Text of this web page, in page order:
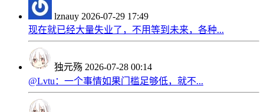
lznauy 2026-07-29 17:49
现在就已经大量失业了，不用等到未来，各种...
独元殇 2026-07-28 00:14
@Lvtu：一个事情如果门槛足够低，就不...